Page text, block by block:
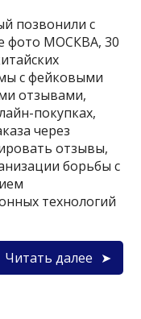
позвонили с
фото МОСКВА, 30
с фейковыми
отзывами,
покупках,
через
отзывы,
борьбы с
технологий
Читать далее